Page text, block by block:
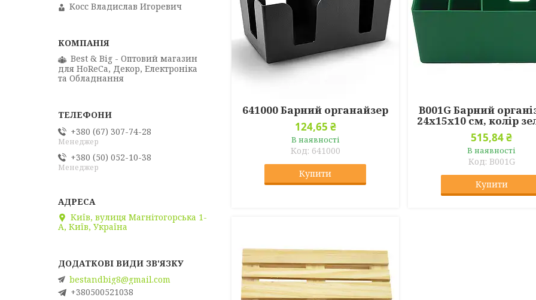
641000 Барний органайзер
124,65 ₴
В наявності
641000
Купити
B001G Барний
24x15x10 см, колір
515,84 ₴
В наявності
B001G
Купити
Косс Владислав Игоревич
Best & Big - Оптовий магазин
для HoReCa, Декор, Електроніка
та Обладнання
+380 (67) 307-74-28
Менеджер
+380 (50) 052-10-38
Менеджер
Київ, вулиця Магнітогорська 1-
А, Київ, Україна
bestandbig8@gmail.com
+380500521038